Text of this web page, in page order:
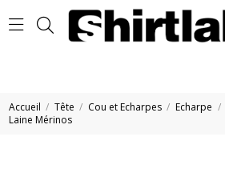
Accueil Tête Cou et Echarpes Echarpe
Laine Mérinos